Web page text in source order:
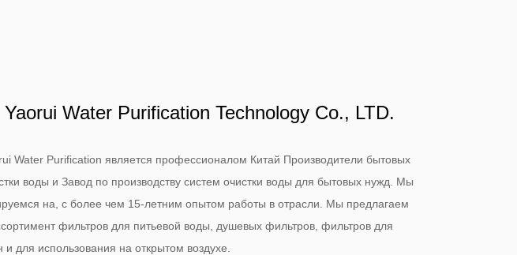
Yaorui Water Purification Technology Co., LTD.
Water Purification является профессионалом Китай Производители бытовых
воды и Завод по производству систем очистки воды для бытовых нужд . Мы
на, с более чем 15-летним опытом работы в отрасли. Мы предлагаем
фильтров для питьевой воды, душевых фильтров, фильтров для
для использования на открытом воздухе.